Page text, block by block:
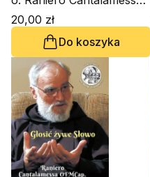
OFM Cap.
20,00 zł
Do koszyka